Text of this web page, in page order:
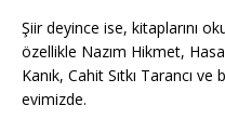
Şiir deyince ise, kitaplarını
özellikle Nazım Hikmet,
Kanık, Cahit Sıtkı Tarancı ve
evimizde.